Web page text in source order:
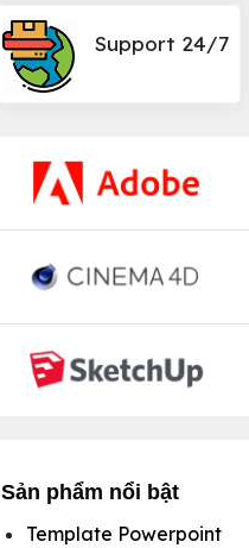
Support 24/7
Sản phẩm nổi bật
Template Powerpoint